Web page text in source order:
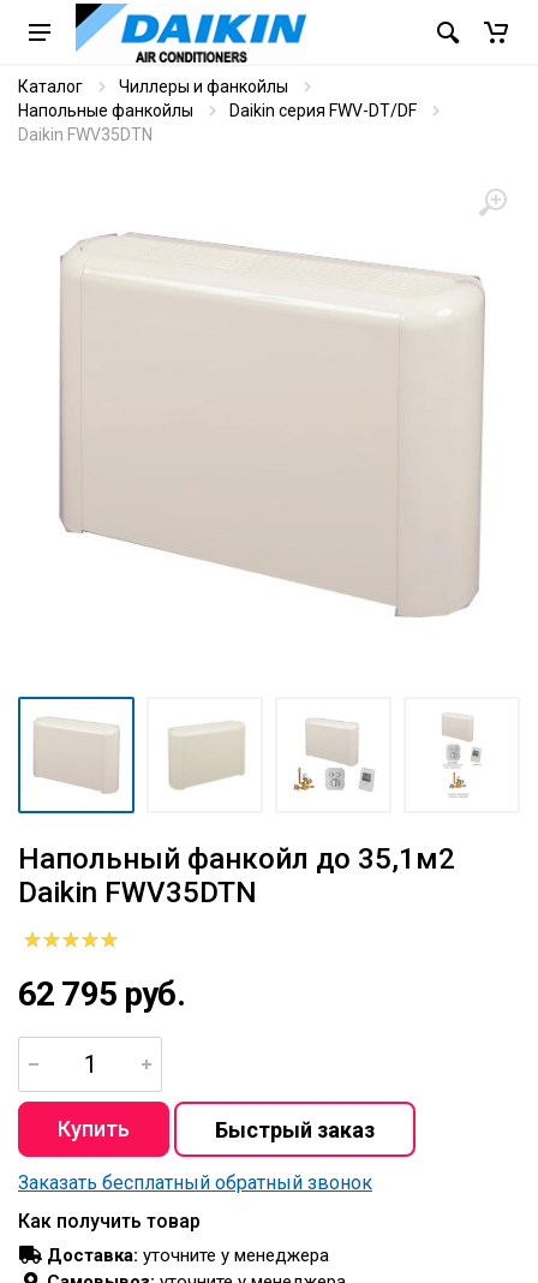
Каталог
Чиллеры и фанкойлы
Напольные фанкойлы
Daikin серия FWV-DT/DF
Daikin FWV35DTN
Напольный фанкойл до 35,1м2
Daikin FWV35DTN
62 795 руб.
Заказать бесплатный обратный звонок
Как получить товар
Доставка: уточните у менеджера